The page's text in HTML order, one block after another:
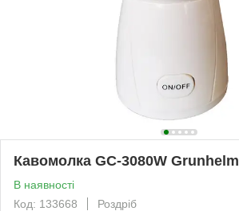
Кавомолка GС-3080W Grunhelm
В наявності
Код: 133668
Роздріб